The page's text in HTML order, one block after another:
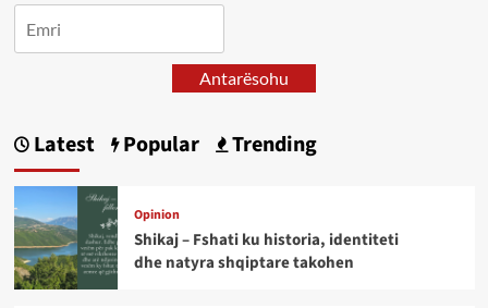
Antarësohu
Latest Popular Trending
Opinion
Shikaj – Fshati ku historia, identiteti
dhe natyra shqiptare takohen